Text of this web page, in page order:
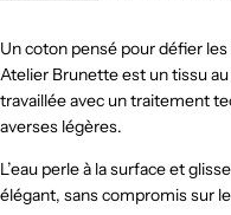
Un coton pensé pour défier
Atelier Brunette est un tissu
travaillée avec un traitement
averses légères.
L’eau perle à la surface et
élégant, sans compromis sur